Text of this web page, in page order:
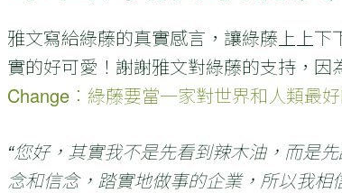
雅文寫給綠藤的真實感言，讓綠藤上上
實的好可愛！謝謝雅文對綠藤的支持，因
Change：綠藤要當一家對世界和人類最好
“您好，其實我不是先看到辣木油，而是
念和信念，踏實地做事的企業，所以我